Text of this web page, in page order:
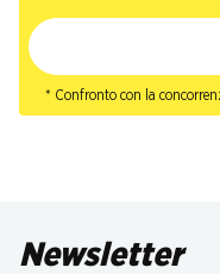
* Confronto con la
Newsletter